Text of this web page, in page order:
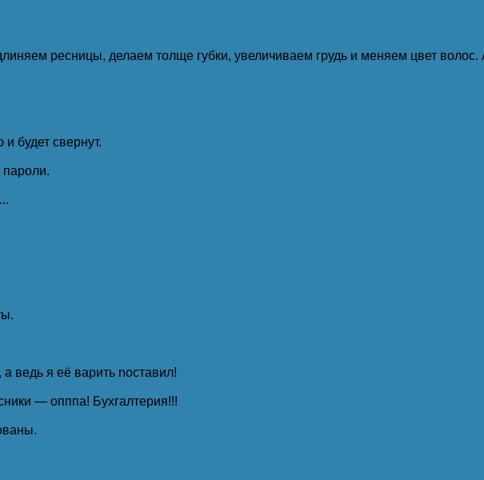
ресницы, делаем толще губки, увеличиваем грудь и меняем цвет
будет свернут.
пароли.
ведь я её варить nocтaвил!
— опппа! Бухгалтерия!!!